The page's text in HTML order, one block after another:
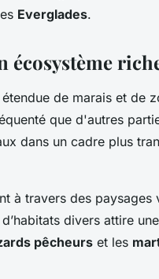
Everglades.
écosystème
de marais et de
que d'autres
dans un cadre plus
à travers des paysages
divers attire
pêcheurs et les